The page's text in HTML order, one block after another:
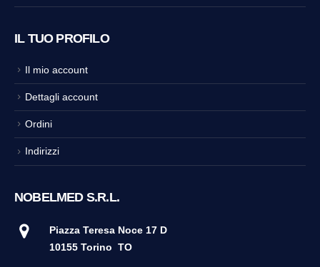
IL TUO PROFILO
Il mio account
Dettagli account
Ordini
Indirizzi
NOBELMED S.R.L.
Piazza Teresa Noce 17 D
10155 Torino TO